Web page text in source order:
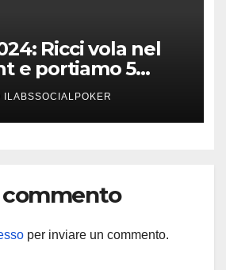
Ricci vola nel
e portiamo 5
4
ILABSSOCIALPOKER
commento
per inviare un commento.